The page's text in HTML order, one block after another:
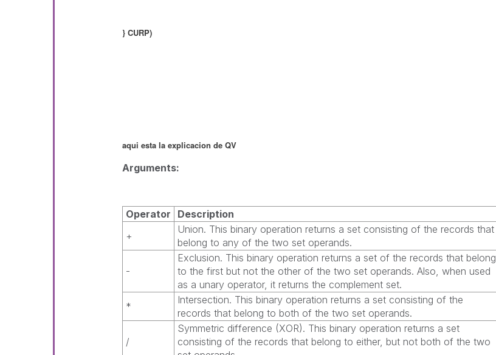
} CURP)
aqui esta la explicacion de QV
Arguments:
Operator
Description
+
Union. This binary operation returns a set consisting of the records that
belong to any of the two set operands.
-
Exclusion. This binary operation returns a set of the records that belong
to the first but not the other of the two set operands. Also, when used
as a unary operator, it returns the complement set.
*
Intersection. This binary operation returns a set consisting of the
records that belong to both of the two set operands.
/
Symmetric difference (XOR). This binary operation returns a set
consisting of the records that belong to either, but not both of the two